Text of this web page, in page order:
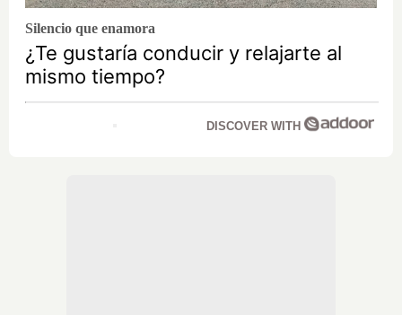
Silencio que enamora
¿Te gustaría conducir y relajarte al
mismo tiempo?
DISCOVER WITH